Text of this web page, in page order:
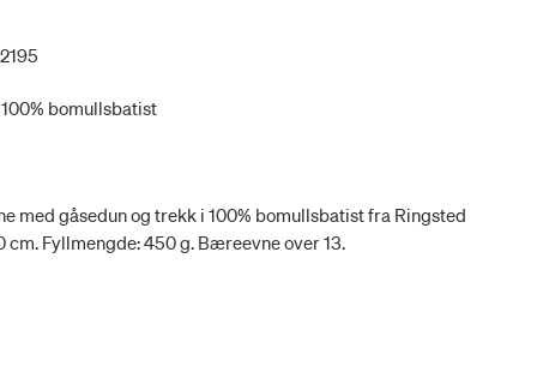
bomullsbatist
med gåsedun og trekk i 100% bomullsbatist fra Ringsted
cm. Fyllmengde: 450 g. Bæreevne over 13.